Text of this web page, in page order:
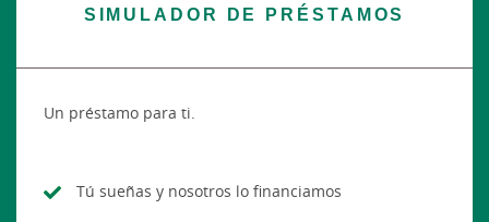
SIMULADOR DE PRÉSTAMOS
Un préstamo para ti.
Tú sueñas y nosotros lo financiamos